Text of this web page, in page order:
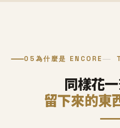
05 為什麼是 ENCORE
同樣花
留下來的東